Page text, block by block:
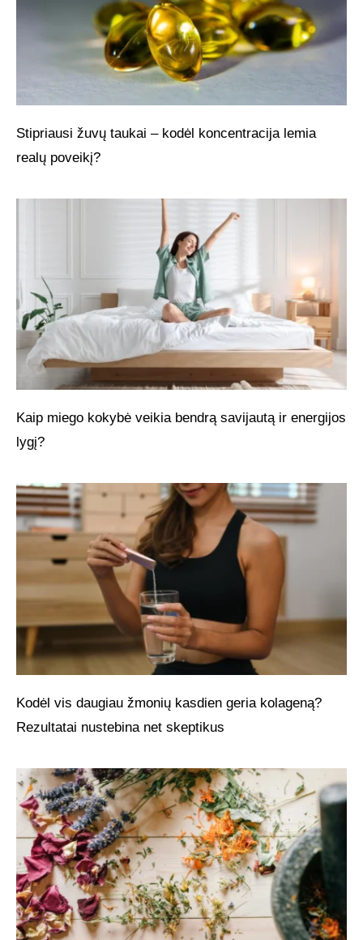
Stipriausi žuvų taukai – kodėl koncentracija lemia
realų poveikį?
Kaip miego kokybė veikia bendrą savijautą ir energijos
lygį?
Kodėl vis daugiau žmonių kasdien geria kolageną?
Rezultatai nustebina net skeptikus